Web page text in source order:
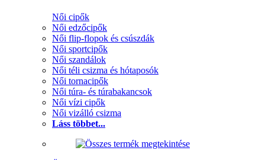
Női cipők
Női edzőcipők
Női flip-flopok és csúszdák
Női sportcipők
Női szandálok
Női téli csizma és hótaposók
Női tornacipők
Női túra- és túrabakancsok
Női vízi cipők
Női vizálló csizma
Láss többet...